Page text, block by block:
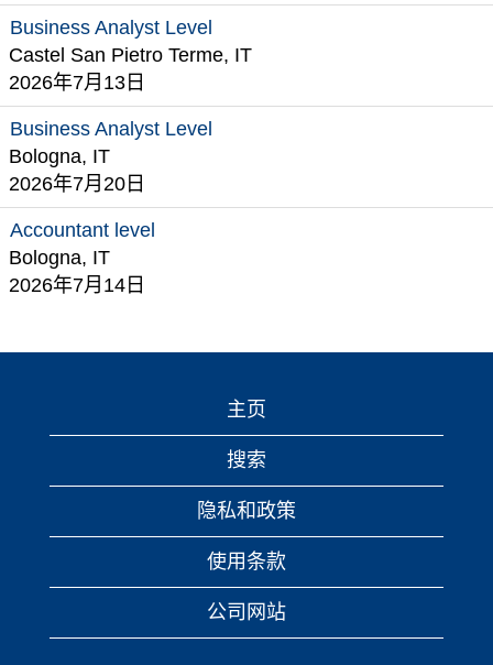
Business Analyst Level
Castel San Pietro Terme, IT
2026年7月13日
Business Analyst Level
Bologna, IT
2026年7月20日
Accountant level
Bologna, IT
2026年7月14日
主页
搜索
隐私和政策
使用条款
公司网站